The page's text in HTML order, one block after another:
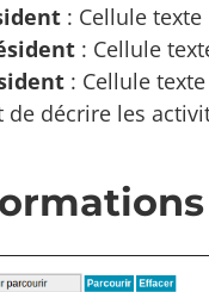
: Cellule texte
: Cellule
: Cellule texte
décrire les